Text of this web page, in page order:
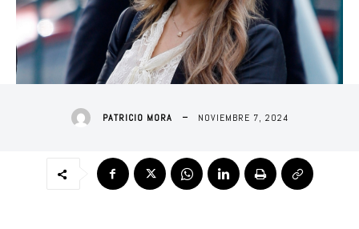
PATRICIO MORA NOVIEMBRE 7, 2024